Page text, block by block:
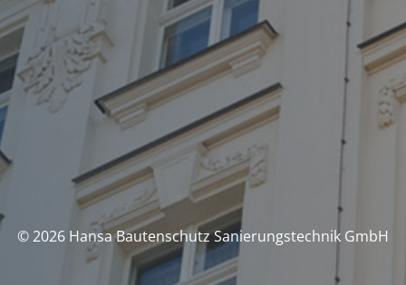
© 2026 Hansa Bautenschutz Sanierungstechnik GmbH